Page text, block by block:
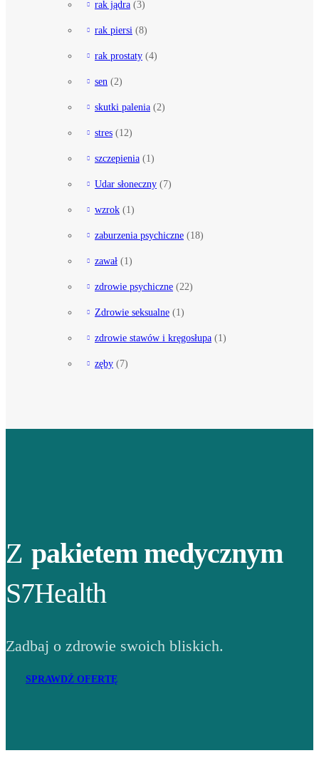
rak jądra (3)
rak piersi (8)
rak prostaty (4)
sen (2)
skutki palenia (2)
stres (12)
szczepienia (1)
Udar słoneczny (7)
wzrok (1)
zaburzenia psychiczne (18)
zawał (1)
zdrowie psychiczne (22)
Zdrowie seksualne (1)
zdrowie stawów i kręgosłupa (1)
zęby (7)
Z pakietem medycznym
S7Health
Zadbaj o zdrowie swoich bliskich.
SPRAWDŹ OFERTĘ